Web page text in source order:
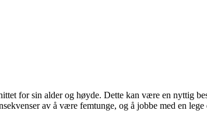
for sin alder og høyde. Dette kan være en nyttig
av å være femtunge, og å jobbe med en